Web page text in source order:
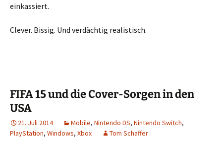
einkassiert.
Clever. Bissig. Und verdächtig realistisch.
FIFA 15 und die Cover-Sorgen in den
USA
21. Juli 2014 Mobile, Nintendo DS, Nintendo Switch,
PlayStation, Windows, Xbox Tom Schaffer